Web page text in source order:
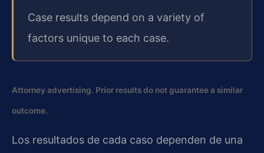
Case results depend on a variety of
factors unique to each case.
Attorney advertising. Prior results do not guarantee a similar
outcome.
Los resultados de cada caso dependen de una